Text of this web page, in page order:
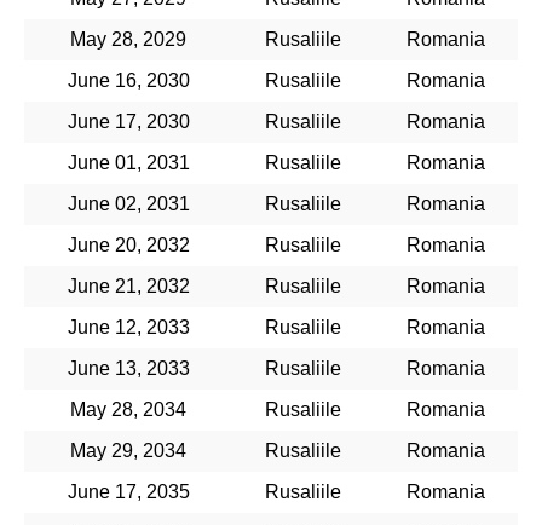
May 28, 2029
Rusaliile
Romania
June 16, 2030
Rusaliile
Romania
June 17, 2030
Rusaliile
Romania
June 01, 2031
Rusaliile
Romania
June 02, 2031
Rusaliile
Romania
June 20, 2032
Rusaliile
Romania
June 21, 2032
Rusaliile
Romania
June 12, 2033
Rusaliile
Romania
June 13, 2033
Rusaliile
Romania
May 28, 2034
Rusaliile
Romania
May 29, 2034
Rusaliile
Romania
June 17, 2035
Rusaliile
Romania